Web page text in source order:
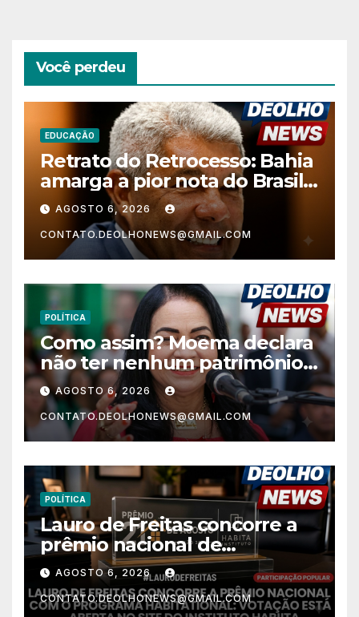
Você perdeu
EDUCAÇÃO
Retrato do Retrocesso: Bahia
amarga a pior nota do Brasil
nos anos finais do Ensino
Fundamental e a menor do
Nordeste no Ensino Médio
AGOSTO 6, 2026
CONTATO.DEOLHONEWS@GMAIL.COM
POLÍTICA
Como assim? Moema declara
não ter nenhum patrimônio
após 30 anos na vida pública?
AGOSTO 6, 2026
CONTATO.DEOLHONEWS@GMAIL.COM
POLÍTICA
Lauro de Freitas concorre a
prêmio nacional de
habitação com o projeto “Tá
Rebocado”; votação está
aberta
AGOSTO 6, 2026
CONTATO.DEOLHONEWS@GMAIL.COM